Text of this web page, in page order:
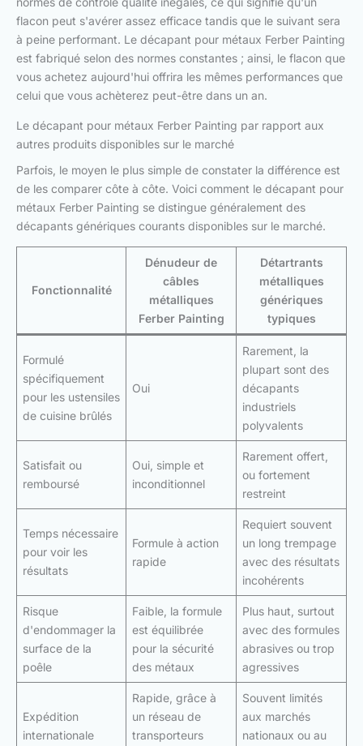
flacon peut s'avérer assez efficace tandis que le suivant sera
à peine performant. Le décapant pour métaux Ferber Painting
est fabriqué selon des normes constantes ; ainsi, le flacon que
vous achetez aujourd'hui offrira les mêmes performances que
celui que vous achèterez peut-être dans un an.
Le décapant pour métaux Ferber Painting par rapport aux
autres produits disponibles sur le marché
Parfois, le moyen le plus simple de constater la différence est
de les comparer côte à côte. Voici comment le décapant pour
métaux Ferber Painting se distingue généralement des
décapants génériques courants disponibles sur le marché.
Fonctionnalité
Dénudeur de
câbles
métalliques
Ferber Painting
Détartrants
métalliques
génériques
typiques
Formulé
spécifiquement
pour les ustensiles
de cuisine brûlés
Oui
Rarement, la
plupart sont des
décapants
industriels
polyvalents
Satisfait ou
remboursé
Oui, simple et
inconditionnel
Rarement offert,
ou fortement
restreint
Temps nécessaire
pour voir les
résultats
Formule à action
rapide
Requiert souvent
un long trempage
avec des résultats
incohérents
Risque
d'endommager la
surface de la
poêle
Faible, la formule
est équilibrée
pour la sécurité
des métaux
Plus haut, surtout
avec des formules
abrasives ou trop
agressives
Expédition
internationale
Rapide, grâce à
un réseau de
transporteurs
Souvent limités
aux marchés
nationaux ou au